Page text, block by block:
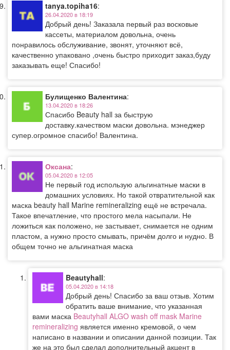
tanya.topiha16:
26.04.2020 в 18:19
Добрый день! Заказала первый раз восковые
кассеты, материалом довольна, очень
понравилось обслуживание, звонят, уточняют всё,
качественно упаковано ,очень быстро приходит заказ,буду
заказывать еще! Спасибо!
Булищенко Валентина:
13.04.2020 в 18:26
Спасибо Beauty hall за быструю
доставку.качеством маски довольна. мэнеджер
супер.огромное спасибо! Валентина.
Оксана:
05.04.2020 в 12:05
Не первый год использую альгинатные маски в
домашних условиях. Но такой отвратительной как
маска beauty hall Marine remineralizing ещё не встречала.
Такое впечатление, что простого мела насыпали. Не
ложиться как положено, не застывает, снимается не одним
пластом, а нужно просто смывать, причём долго и нудно. В
общем точно не альгинатная маска
Beautyhall:
05.04.2020 в 14:18
Добрый день! Спасибо за ваш отзыв. Хотим
обратить ваше внимание, что указанная
вами маска Beautyhall ALGO wash off mask Marine
remineralizing является именно кремовой, о чем
написано в названии и описании данной позиции. Так
же на это был сделал дополнительный акцент в